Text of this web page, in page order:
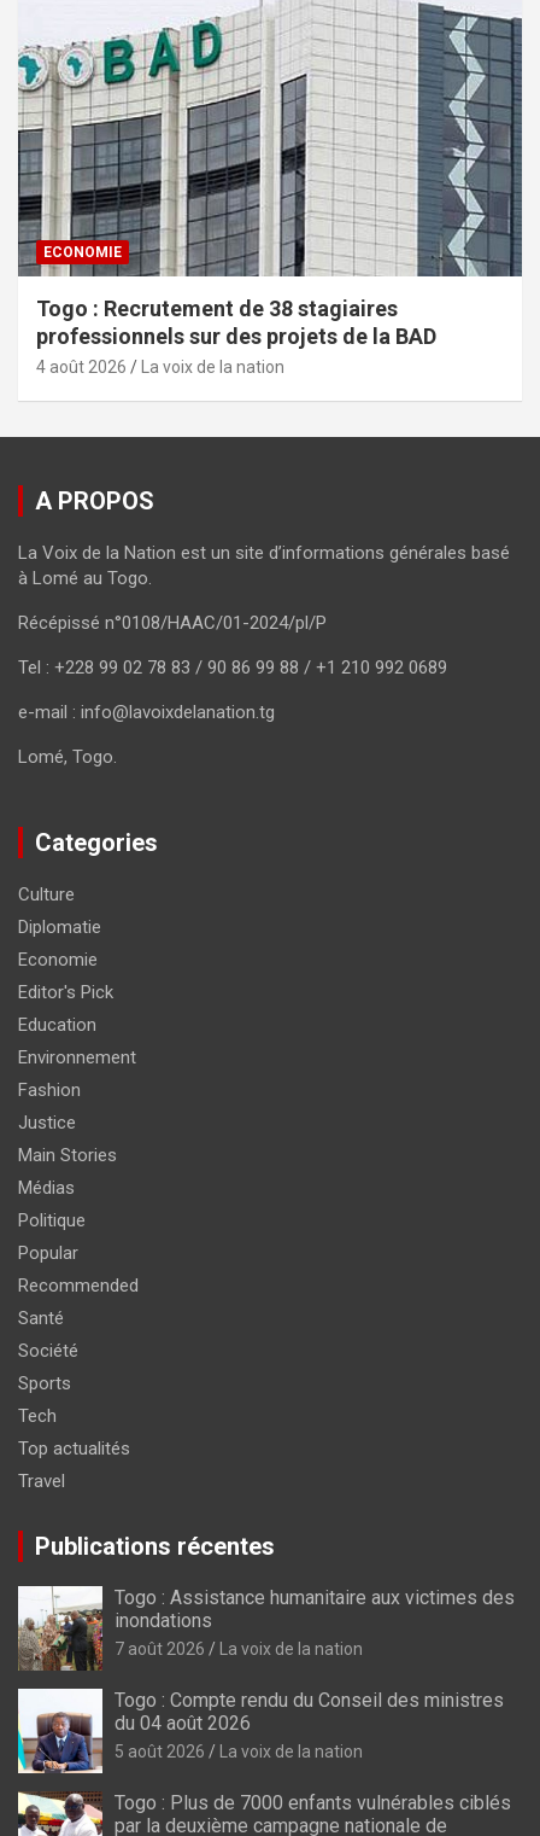
ECONOMIE
Togo : Recrutement de 38 stagiaires
professionnels sur des projets de la BAD
4 août 2026 La voix de la nation
A PROPOS
La Voix de la Nation est un site d’informations générales basé
à Lomé au Togo.
Récépissé n°0108/HAAC/01-2024/pl/P
Tel : +228 99 02 78 83 / 90 86 99 88 / +1 210 992 0689
e-mail : info@lavoixdelanation.tg
Lomé, Togo.
Categories
Culture
Diplomatie
Economie
Editor's Pick
Education
Environnement
Fashion
Justice
Main Stories
Médias
Politique
Popular
Recommended
Santé
Société
Sports
Tech
Top actualités
Travel
Publications récentes
Togo : Assistance humanitaire aux victimes des
inondations
7 août 2026 La voix de la nation
Togo : Compte rendu du Conseil des ministres
du 04 août 2026
5 août 2026 La voix de la nation
Togo : Plus de 7000 enfants vulnérables ciblés
par la deuxième campagne nationale de